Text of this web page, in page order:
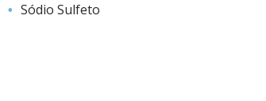
Sódio Sulfeto